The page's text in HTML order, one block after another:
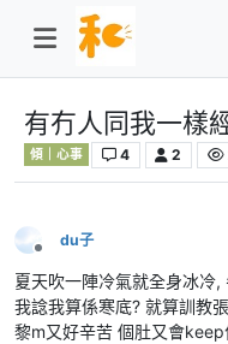
有冇人同我一樣
傾｜心事 4 2
離線
du子
夏天吹一陣冷氣就全身冰冷,
我諗我算係寒底? 就算訓教
黎m又好辛苦 個肚又會